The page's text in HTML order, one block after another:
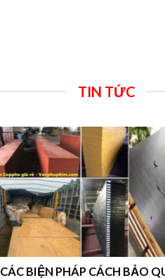
TIN TỨC
CÁC BIỆN PHÁP CÁCH BẢO